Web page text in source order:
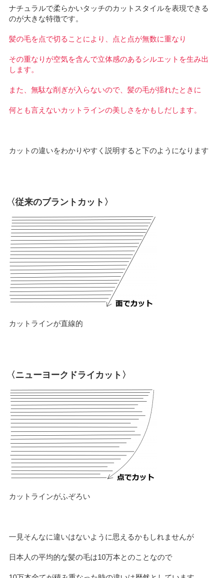
ナチュラルで柔らかいタッチのカットスタイルを表現できる
のが大きな特徴です。
髪の毛を点で切ることにより、点と点が無数に重なり
その重なりが空気を含んで立体感のあるシルエットを生み出
します。
また、無駄な削ぎが入らないので、髪の毛が揺れたときに
何とも言えないカットラインの美しさをかもしだします。
カットの違いをわかりやすく説明すると下のようになります
〈従来のブラントカット〉
カットラインが直線的
〈ニューヨークドライカット〉
カットラインがふぞろい
一見そんなに違いはないように思えるかもしれませんが
日本人の平均的な髪の毛は10万本とのことなので